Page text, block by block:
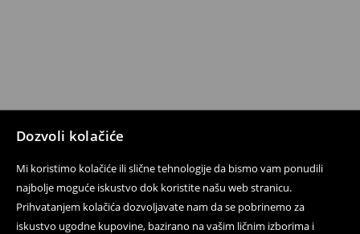
Dozvoli kolačiće
Mi koristimo kolačiće ili slične tehnologije da bismo vam ponudili
najbolje moguće iskustvo dok koristite našu web stranicu.
Prihvatanjem kolačića dozvoljavate nam da se pobrinemo za
iskustvo ugodne kupovine, bazirano na vašim ličnim izborima i